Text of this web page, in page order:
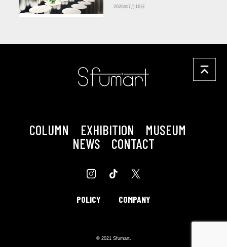
を体験
2026年7月16日
COLUMN EXHIBITION
MUSEUM
NEWS
CONTACT
POLICY COMPANY
© 2021 Sfumart.